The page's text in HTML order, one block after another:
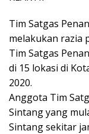
Tim Satgas
melakukan razia
Tim Satgas
di 15 lokasi di
2020.
Anggota Tim
Sintang yang
Sintang sekitar